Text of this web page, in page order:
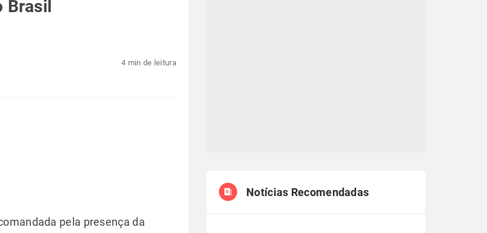
Brasil
4 min de leitura
pela presença da
Notícias Recomendadas